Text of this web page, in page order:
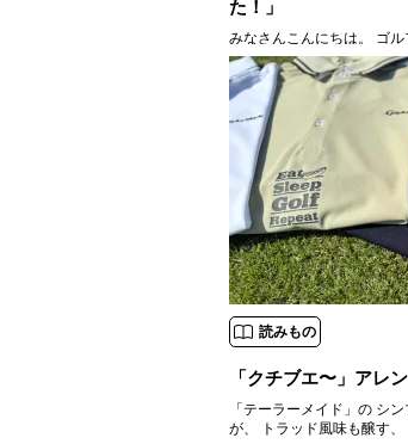
た！」
みなさんこんにちは。 ゴ
す。 いや〜今年の夏も暑
なりますから、 当然手の
滑らないグローブが欲し
読みもの
「クチブエ〜」アレ
「テーラーメイド」の シンプル
が、 トラッド風味も醸す、